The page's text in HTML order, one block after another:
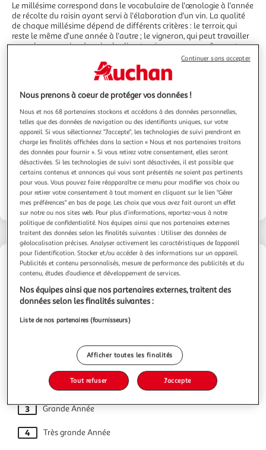
Le millésime correspond dans le vocabulaire de l'œnologie à l'année
de récolte du raisin ayant servi à l'élaboration d'un vin. La qualité
de chaque millésime dépend de différents critères : le terroir, qui
reste le même d'une année à l'autre ; le vigneron, qui peut travailler
avec plus ou moins de soin ; le climat, qui par essence même est
imprévisible. Ces éléments influeront sur la qualité du vin et surtout
sur sa capacité à bien vieillir. Il est donc, en matière de vin, de
bonnes années et de moins bonnes.
La notion de millésime peut servir de guide au moment de l'achat
d'un vin, et vous permettre de déterminer le potentiel de garde d'un
vin. Auchan vous invite à consulter sa carte des millésimes, qui vous
permettra de vous faire une idée de la qualité des différentes
appellations en fonction des années.
Découvrez notre gamme de vins blancs !
Le guide des millésimes
Petite Année
Année Moyenne
3 Grande Année
4 Très grande Année
Nous prenons à coeur de protéger vos données !
Nous et nos 68 partenaires stockons et accédons à des données personnelles,
telles que des données de navigation ou des identifiants uniques, sur votre
appareil. Si vous sélectionnez "J'accepte", les technologies de suivi prendront en
charge les finalités affichées dans la section « Nous et nos partenaires traitons
des données pour fournir ». Si vous retirez votre consentement, elles seront
désactivées. Si les technologies de suivi sont désactivées, il est possible que
certains contenus et annonces qui vous sont présentés ne soient pas pertinents
pour vous. Vous pouvez faire réapparaître ce menu pour modifier vos choix ou
pour retirer votre consentement à tout moment en cliquant sur le lien "Gérer
mes préférences" en bas de page. Les choix que vous avez fait auront un effet
sur notre ou nos sites web. Pour plus d’informations, reportez-vous à notre
politique de confidentialité. Nos équipes ainsi que nos partenaires externes
traitent des données selon les finalités suivantes : Utiliser des données de
géolocalisation précises. Analyser activement les caractéristiques de l’appareil
pour l’identification. Stocker et/ou accéder à des informations sur un appareil.
Publicités et contenu personnalisés, mesure de performance des publicités et du
contenu, études d’audience et développement de services.
Nos équipes ainsi que nos partenaires externes, traitent des
données selon les finalités suivantes :
Liste de nos partenaires (fournisseurs)
Afficher toutes les finalités
Tout refuser J'accepte
Continuer sans accepter